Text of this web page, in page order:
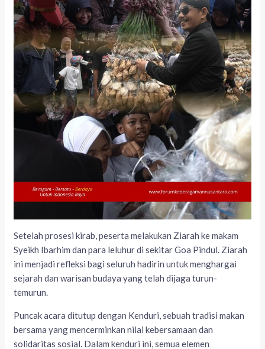
Setelah prosesi kirab, peserta melakukan Ziarah ke makam
Syeikh Ibarhim dan para leluhur di sekitar Goa Pindul. Ziarah
ini menjadi refleksi bagi seluruh hadirin untuk menghargai
sejarah dan warisan budaya yang telah dijaga turun-
temurun.
Puncak acara ditutup dengan Kenduri, sebuah tradisi makan
bersama yang mencerminkan nilai kebersamaan dan
solidaritas sosial. Dalam kenduri ini, semua elemen